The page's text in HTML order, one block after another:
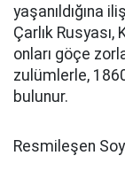
yaşanıldığına
Çarlık
onları göçe
zulümlerle,
bulunur.
Resmileşen